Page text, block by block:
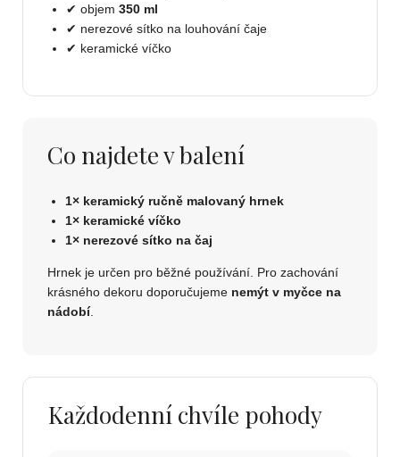
✔ objem 350 ml
✔ nerezové sítko na louhování čaje
✔ keramické víčko
Co najdete v balení
1× keramický ručně malovaný hrnek
1× keramické víčko
1× nerezové sítko na čaj
Hrnek je určen pro běžné používání. Pro zachování
krásného dekoru doporučujeme nemýt v myčce na
nádobí.
Každodenní chvíle pohody